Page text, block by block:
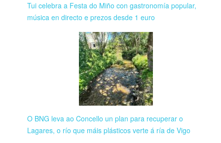
Tui celebra a Festa do Miño con gastronomía popular,
música en directo e prezos desde 1 euro
O BNG leva ao Concello un plan para recuperar o
Lagares, o río que máis plásticos verte á ría de Vigo